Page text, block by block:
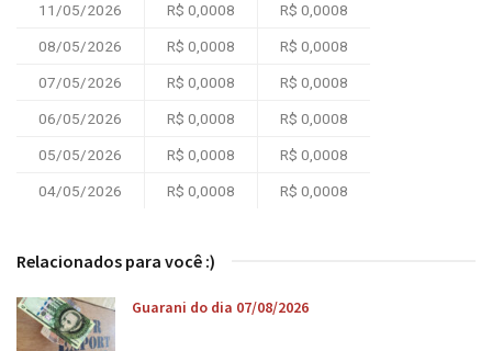
11/05/2026 R$ 0,0008 R$ 0,0008
08/05/2026 R$ 0,0008 R$ 0,0008
07/05/2026 R$ 0,0008 R$ 0,0008
06/05/2026 R$ 0,0008 R$ 0,0008
05/05/2026 R$ 0,0008 R$ 0,0008
04/05/2026 R$ 0,0008 R$ 0,0008
Relacionados para você :)
Guarani do dia 07/08/2026